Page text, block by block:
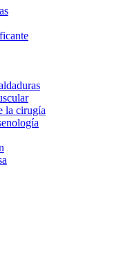
la cirugía